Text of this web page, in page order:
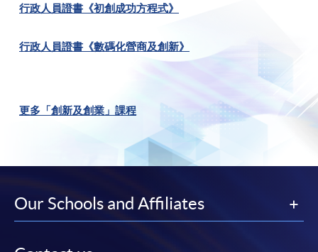
行政人員證書《初創成功方程式》
行政人員證書《數碼化營商及創新》
更多「創新及創業」課程
Our Schools and Affiliates